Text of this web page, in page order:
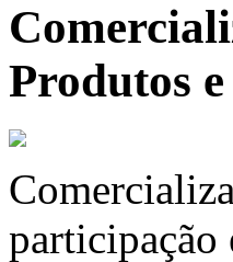
Produtos
participação